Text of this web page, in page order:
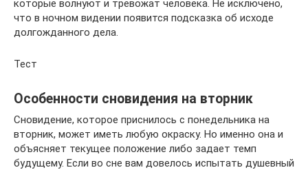
которые волнуют и тревожат человека. Не исключено,
что в ночном видении появится подсказка об исходе
долгожданного дела.
Тест
Особенности сновидения на вторник
Сновидение, которое приснилось с понедельника на
вторник, может иметь любую окраску. Но именно она и
объясняет текущее положение либо задает темп
будущему. Если во сне вам довелось испытать душевный